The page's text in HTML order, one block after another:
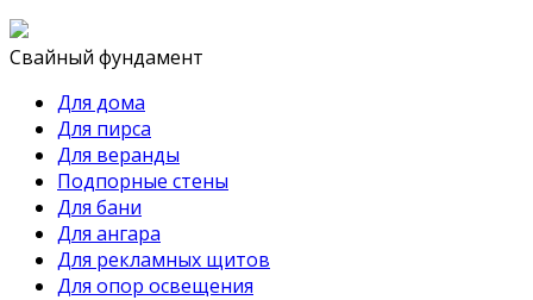
Свайный фундамент
Для дома
Для пирса
Для веранды
Подпорные стены
Для бани
Для ангара
Для рекламных щитов
Для опор освещения